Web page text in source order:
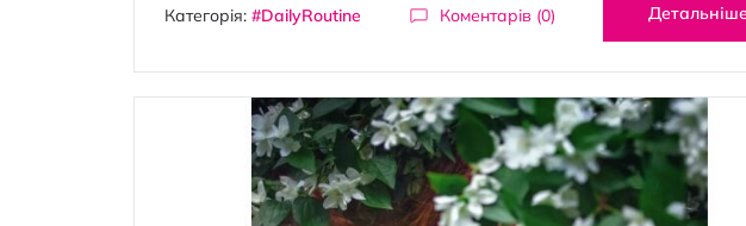
Категорія: #DailyRoutine Коментарів (0) Детальніше